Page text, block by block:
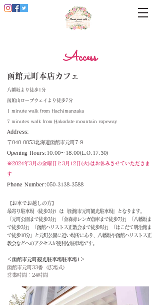
函館元町本店カフェ
八幡坂より徒歩1分
函館山ロープウェイより徒歩7分
1 minute walk from Hachimanzaka
7 minutes walk from Hakodate mountain ropeway
​Address:
〒040-0053北海道函館市元町7-9
Opening Hours: ​10:00～18:00(L.O.17:30)
※2024年3月の金曜日と3月12日(火)は お休みさせていただき ま
す
Phone Number:050-3138-3588
【お車でお越しの方】
最寄り駐車場（徒歩3分）は『函館市元町観光駐車場』となります。
「元町公園まで徒歩3分」「金森赤レンガ倉庫まで徒歩7分」「八幡坂ま
で徒歩3分」「函館ハリストス正教会まで徒歩8分」「はこだて明治館ま
で徒歩10分」と元町公園に近い場所にあり、八幡坂や函館ハリストス正
教会などへのアクセスが便利な駐車場です。
＜ 函館市元町観光駐車場駐車場1＞
函館市元町33番（広場式）
営業時間：24時間
Access